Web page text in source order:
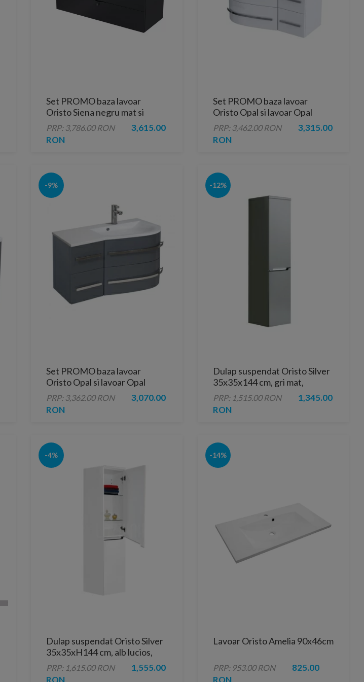
Set PROMO baza lavoar
Oristo Siena negru mat si
lavoar Amelia 120x45xH55 cm
doua cuve
PRP: 3,786.00 RON
3,615.00
RON
Set PROMO baza lavoar
Oristo Opal si lavoar Opal
stanga alb lucios 90x45H50
cm
PRP: 3,462.00 RON
3,315.00
RON
-9%
Set PROMO baza lavoar
Oristo Opal si lavoar Opal
dreapta gri lucios 90x45H50
cm
PRP: 3,362.00 RON
3,070.00
RON
-12%
Dulap suspendat Oristo Silver
35x35x144 cm, gri mat,
deschidere dreapta
PRP: 1,515.00 RON
1,345.00
RON
-4%
Dulap suspendat Oristo Silver
35x35xH144 cm, alb lucios,
deschidere dreapta
PRP: 1,615.00 RON
1,555.00
RON
-14%
Lavoar Oristo Amelia 90x46cm
PRP: 953.00 RON
825.00
RON